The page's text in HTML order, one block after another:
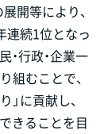
開等により、
連続1位となっ
・行政・企業一
組むことで、
に貢献し、
きることを目